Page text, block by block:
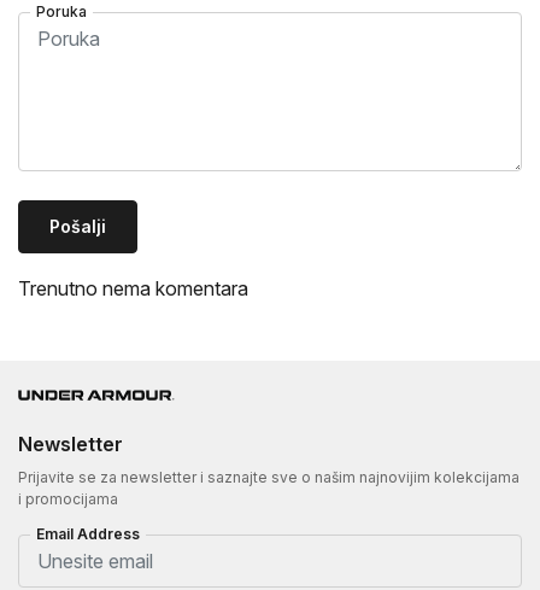
Poruka
Pošalji
Trenutno nema komentara
Newsletter
Prijavite se za newsletter i saznajte sve o našim najnovijim kolekcijama
i promocijama
Email Address